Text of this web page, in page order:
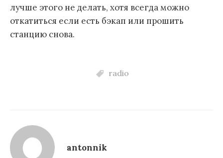
лучше этого не делать, хотя всегда можно
откатиться если есть бэкап или прошить
станцию снова.
radio
antonnik